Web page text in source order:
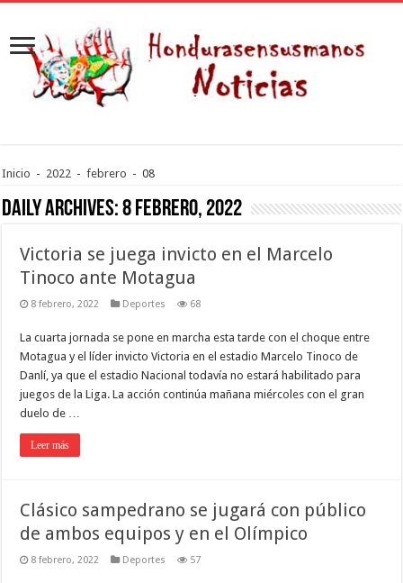
Inicio - 2022 - febrero - 08
Daily Archives:8 febrero, 2022
Victoria se juega invicto en el Marcelo
Tinoco ante Motagua
8 febrero, 2022 Deportes 68
La cuarta jornada se pone en marcha esta tarde con el choque entre
Motagua y el líder invicto Victoria en el estadio Marcelo Tinoco de
Danlí, ya que el estadio Nacional todavía no estará habilitado para
juegos de la Liga. La acción continúa mañana miércoles con el gran
duelo de …
Leer más
Clásico sampedrano se jugará con público
de ambos equipos y en el Olímpico
8 febrero, 2022 Deportes 57